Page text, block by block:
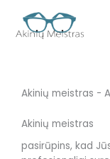
turinio
Akinių meistras -
Akinių meistras
pasirūpins, kad